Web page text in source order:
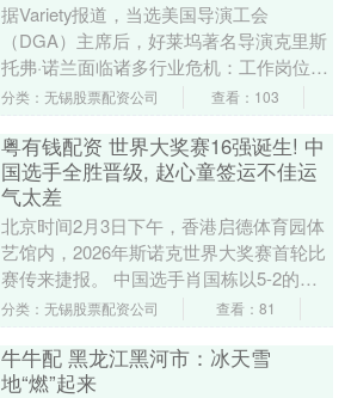
据Variety报道，当选美国导演工会
（DGA）主席后，好莱坞著名导演克里斯
托弗·诺兰面临诸多行业危机：工作岗位减
少、AI兴起、华纳兄弟探索被Netflix收
分类：无锡股票配资公司 查看：103
粤有钱配资 世界大奖赛16强诞生! 中
国选手全胜晋级, 赵心童签运不佳运
气太差
北京时间2月3日下午，香港启德体育园体
艺馆内，2026年斯诺克世界大奖赛首轮比
赛传来捷报。 中国选手肖国栋以5-2的比
分爆冷击败世界排名第二的凯伦·威尔逊，
分类：无锡股票配资公司 查看：81
牛牛配 黑龙江黑河市：冰天雪
地“燃”起来